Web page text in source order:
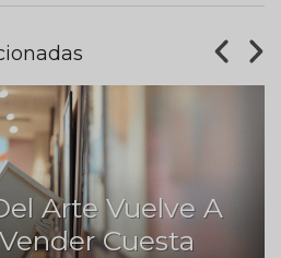
Arte Vuelve A
Cuesta